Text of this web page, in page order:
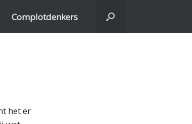
Complotdenkers
het er